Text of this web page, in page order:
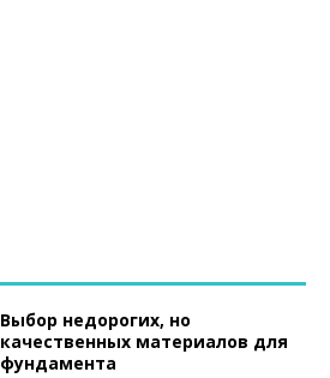
Выбор недорогих, но
качественных материалов для
фундамента